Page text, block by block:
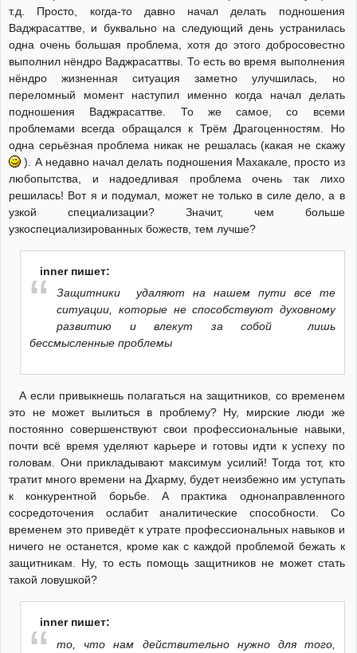
т.д. Просто, когда-то давно начал делать подношения
Ваджрасаттве, и буквально на следующий день устранилась
одна очень большая проблема, хотя до этого добросовестно
выполнил нёндро Ваджрасаттвы. То есть во время выполнения
нёндро жизненная ситуация заметно улучшилась, но
переломный момент наступил именно когда начал делать
подношения Ваджрасаттве. То же самое, со всеми
проблемами всегда обращался к Трём Драгоценностям. Но
одна серьёзная проблема никак не решалась (какая не скажу
). А недавно начал делать подношения Махакале, просто из
любопытства, и надоедливая проблема очень так лихо
решилась! Вот я и подумал, может не только в силе дело, а в
узкой специализации? Значит, чем больше
узкоспециализированных божеств, тем лучше?
inner пишет:
Защитники удаляют на нашем пути все те
ситуации, которые не способствуют духовному
развитию и влекут за собой лишь
бессмысленные проблемы
А если привыкнешь полагаться на защитников, со временем
это не может вылиться в проблему? Ну, мирские люди же
постоянно совершенствуют свои профессиональные навыки,
почти всё время уделяют карьере и готовы идти к успеху по
головам. Они прикладывают максимум усилий! Тогда тот, кто
тратит много времени на Дхарму, будет неизбежно им уступать
к конкурентной борьбе. А практика однонаправленного
сосредоточения ослабит аналитические способности. Со
временем это приведёт к утрате профессиональных навыков и
ничего не останется, кроме как с каждой проблемой бежать к
защитникам. Ну, то есть помощь защитников не может стать
такой ловушкой?
inner пишет:
то, что нам действительно нужно для того,